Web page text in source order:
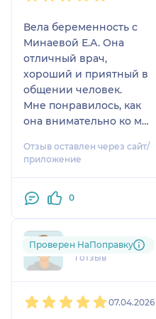
Вела беременность с
Минаевой Е.А. Она
отличный врач,
хороший и приятный в
общении человек.
Мне понравилось, как
она внимательно ко мне
на связи (а Вы
понимаете насколько
людям). Так же доктор
что-то лишнее,все
назначения были
обоснованными. Я
рекомендую.
Отзыв оставлен через сайт/
приложение
0
va.....@....ru
1 отзыв
Проверен НаПоправку
07.04.2026